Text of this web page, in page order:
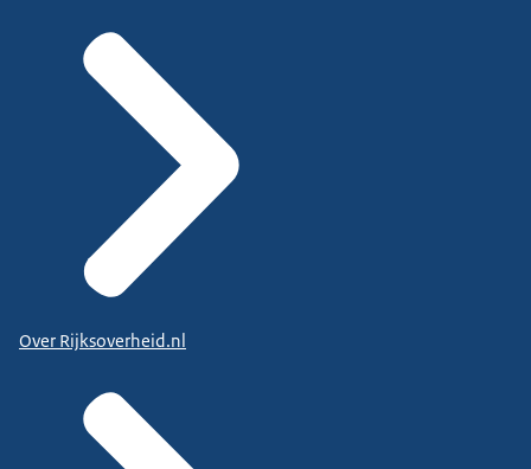
Over Rijksoverheid.nl